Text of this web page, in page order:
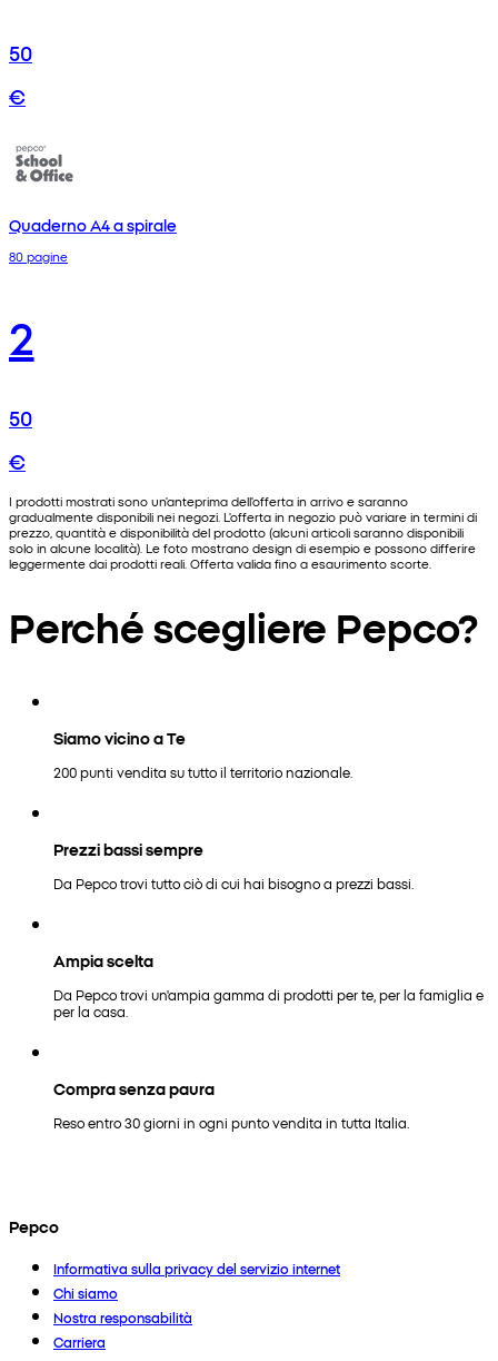
50
€
Quaderno A4 a spirale
80 pagine
2
50
€
I prodotti mostrati sono un'anteprima dell'offerta in arrivo e saranno
gradualmente disponibili nei negozi. L'offerta in negozio può variare in termini di
prezzo, quantità e disponibilità del prodotto (alcuni articoli saranno disponibili
solo in alcune località). Le foto mostrano design di esempio e possono differire
leggermente dai prodotti reali. Offerta valida fino a esaurimento scorte.
Perché scegliere Pepco?
Siamo vicino a Te
200 punti vendita su tutto il territorio nazionale.
Prezzi bassi sempre
Da Pepco trovi tutto ciò di cui hai bisogno a prezzi bassi.
Ampia scelta
Da Pepco trovi un'ampia gamma di prodotti per te, per la famiglia e
per la casa.
Compra senza paura
Reso entro 30 giorni in ogni punto vendita in tutta Italia.
Pepco
Informativa sulla privacy del servizio internet
Chi siamo
Nostra responsabilità
Carriera